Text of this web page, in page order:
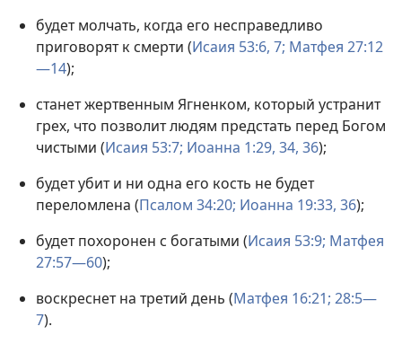
будет молчать, когда его несправедливо
приговорят к смерти (Исаия 53:6, 7; Матфея 27:12
—14);
станет жертвенным Ягненком, который устранит
грех, что позволит людям предстать перед Богом
чистыми (Исаия 53:7; Иоанна 1:29, 34, 36);
будет убит и ни одна его кость не будет
переломлена (Псалом 34:20; Иоанна 19:33, 36);
будет похоронен с богатыми (Исаия 53:9; Матфея
27:57—60);
воскреснет на третий день (Матфея 16:21; 28:5—
7).